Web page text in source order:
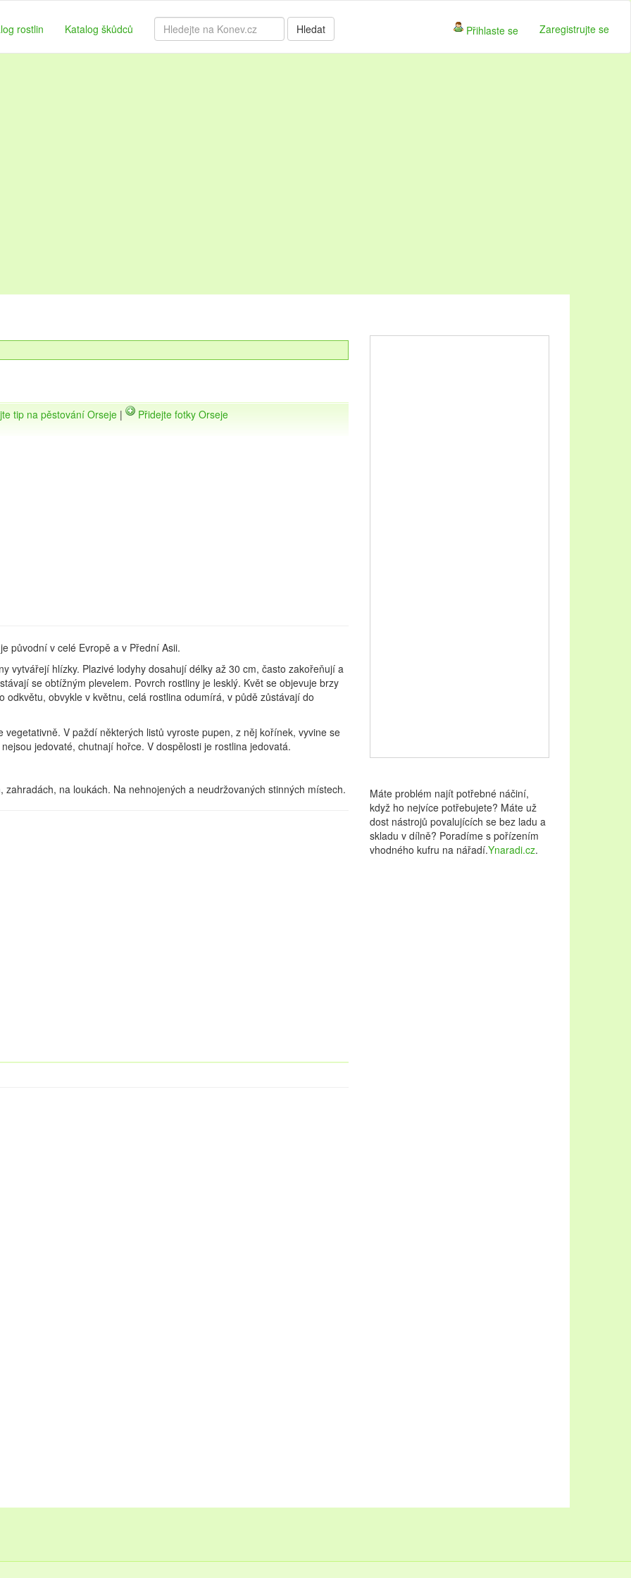
rostlin Katalog škůdců Hledat Přihlaste se Zaregistrujte se
tip na pěstování Orseje| Přidejte fotky Orseje
původní v celé Evropě a v Přední Asii.
vytvářejí hlízky. Plazivé lodyhy dosahují délky až 30 cm, často zakořeňují a
se obtížným plevelem. Povrch rostliny je lesklý. Květ se objevuje brzy
obvykle v květnu, celá rostlina odumírá, v půdě zůstávají do
V paždí některých listů vyroste pupen, z něj kořínek, vyvine se
jedovaté, chutnají hořce. V dospělosti je rostlina jedovatá.
na loukách. Na nehnojených a neudržovaných stinných místech.
množství historických památek, malebné parky i
areál. Ubytovat se můžete v nejvíce
nebo
a zvláště na podzim, kdy zde probíhají
Máte problém najít potřebné náčiní,
když ho nejvíce potřebujete? Máte už
dost nástrojů povalujících se bez ladu a
skladu v dílně? Poradíme s pořízením
vhodného kufru na nářadí.Ynaradi.cz.